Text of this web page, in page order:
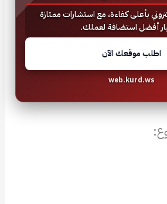
بأعلى كفاءة، مع استشارات ممتازة
أفضل استضافة لعملك.
اطلب موقعك الآن
web.kurd.ws